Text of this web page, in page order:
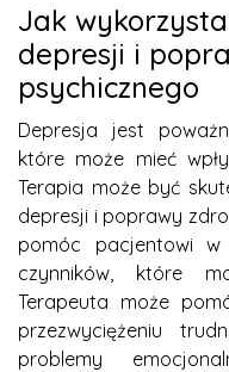
Jak
depresji i
psychicznego
Depresja jest
które może mieć
Terapia może być
depresji i poprawy
pomóc pacjentowi w
czynników, które
Terapeuta może
przezwyciężeniu
problemy